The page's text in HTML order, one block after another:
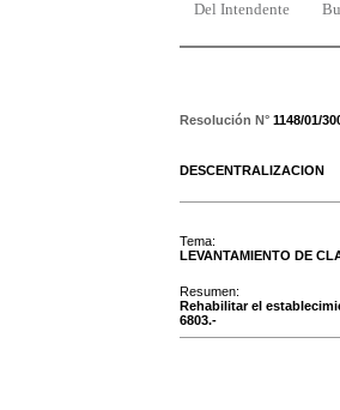
Del Intendente
Resolución N° 1148/01/
DESCENTRALIZACION
Tema:
LEVANTAMIENTO DE
Resumen:
Rehabilitar el
6803.-